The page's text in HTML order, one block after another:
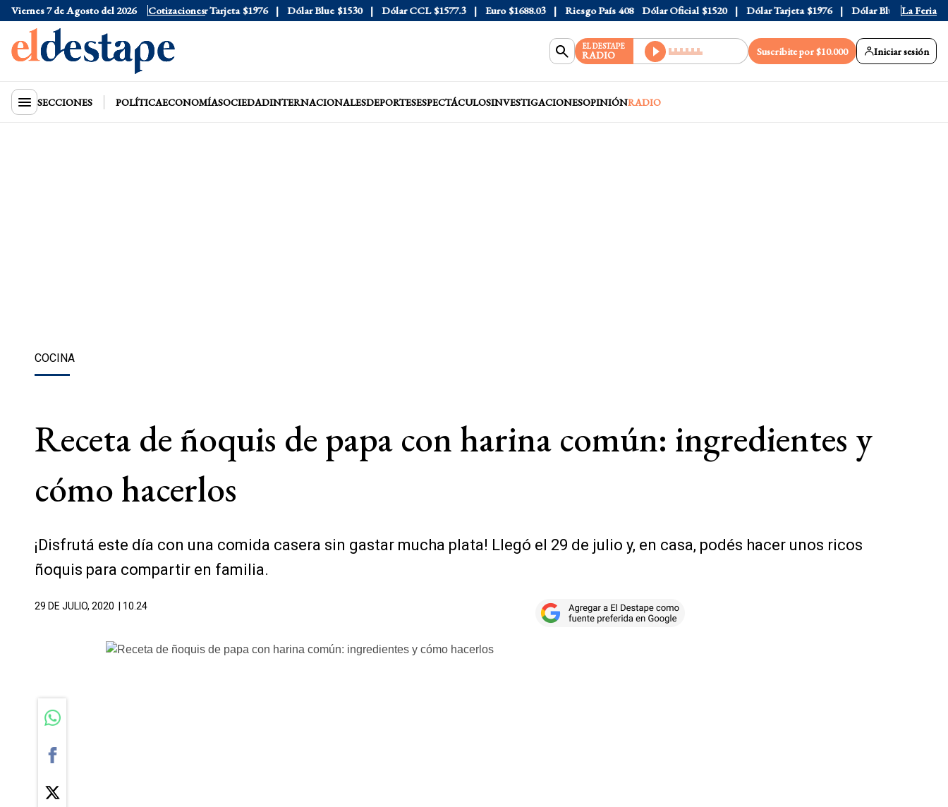
Viernes 7 de Agosto del 2026 Cotizaciones
Dólar Oficial $1520 Dólar Tarjeta $1976 Dólar Blue $1530 Dólar CCL $1577.3 Euro $1688.03 Riesgo País 408 Dólar Oficial $1520 Dólar Tarjeta $1976 Dólar Blue $1530 Dólar
La Feria
EL DESTAPE
RADIO Suscribite por $10.000 Iniciar sesión
SECCIONES POLÍTICAECONOMÍASOCIEDADINTERNACIONALESDEPORTESESPECTÁCULOSINVESTIGACIONESOPINIÓNRADIO
COCINA
Receta de ñoquis de papa con harina común: ingredientes y
cómo hacerlos
¡Disfrutá este día con una comida casera sin gastar mucha plata! Llegó el 29 de julio y, en casa, podés hacer unos ricos
ñoquis para compartir en familia.
29 DE JULIO, 2020 | 10.24